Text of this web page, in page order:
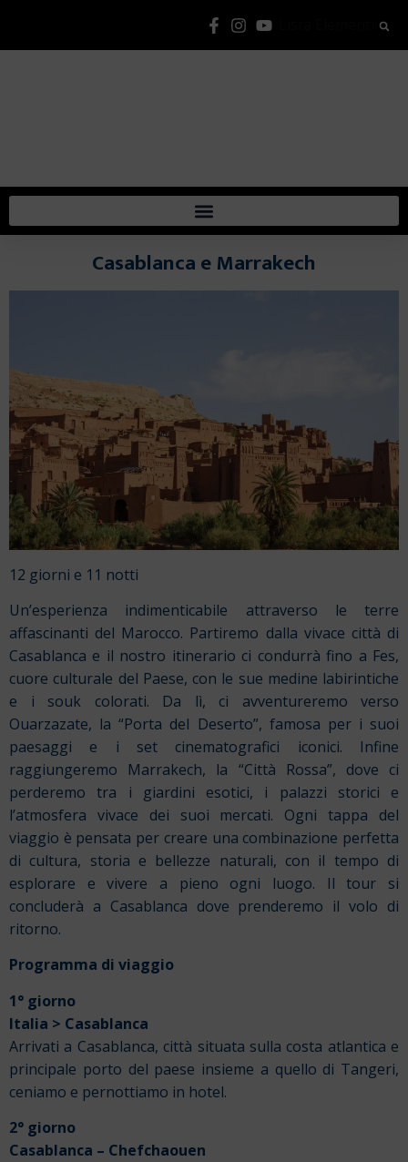
Casablanca e Marrakech
12 giorni e 11 notti
Un’esperienza indimenticabile attraverso le terre
affascinanti del Marocco. Partiremo dalla vivace città di
Casablanca e il nostro itinerario ci condurrà fino a Fes,
cuore culturale del Paese, con le sue medine labirintiche
e i souk colorati. Da lì, ci avventureremo verso
Ouarzazate, la “Porta del Deserto”, famosa per i suoi
paesaggi e i set cinematografici iconici. Infine
raggiungeremo Marrakech, la “Città Rossa”, dove ci
perderemo tra i giardini esotici, i palazzi storici e
l’atmosfera vivace dei suoi mercati. Ogni tappa del
viaggio è pensata per creare una combinazione perfetta
di cultura, storia e bellezze naturali, con il tempo di
esplorare e vivere a pieno ogni luogo. Il tour si
concluderà a Casablanca dove prenderemo il volo di
ritorno.
Programma di viaggio
1° giorno
Italia > Casablanca
Arrivati a Casablanca, città situata sulla costa atlantica e
principale porto del paese insieme a quello di Tangeri,
ceniamo e pernottiamo in hotel.
2° giorno
Casablanca – Chefchaouen